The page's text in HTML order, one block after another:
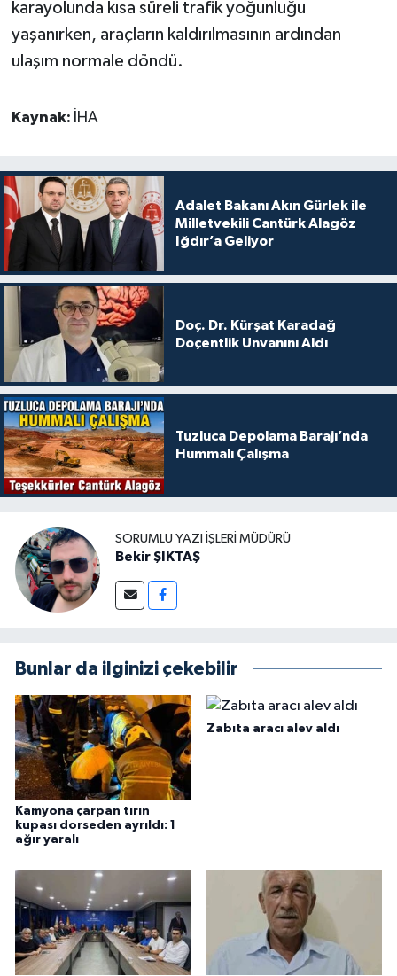
karayolunda kısa süreli trafik yoğunluğu
yaşanırken, araçların kaldırılmasının ardından
ulaşım normale döndü.
Kaynak: İHA
Adalet Bakanı Akın Gürlek ile
Milletvekili Cantürk Alagöz
Iğdır’a Geliyor
Doç. Dr. Kürşat Karadağ
Doçentlik Unvanını Aldı
Tuzluca Depolama Barajı’nda
Hummalı Çalışma
SORUMLU YAZI İŞLERI MÜDÜRÜ
Bekir ŞIKTAŞ
Bunlar da ilginizi çekebilir
Kamyona çarpan tırın
kupası dorseden ayrıldı: 1
ağır yaralı
Zabıta aracı alev aldı